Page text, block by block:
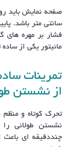
سانتی متر باشد.
فشار بر مهره های
مانیتور یکی از
تمرینات
از نشستن
تحرک کوتاه و
نشستن طولانی
چنددقیقه ای باعث